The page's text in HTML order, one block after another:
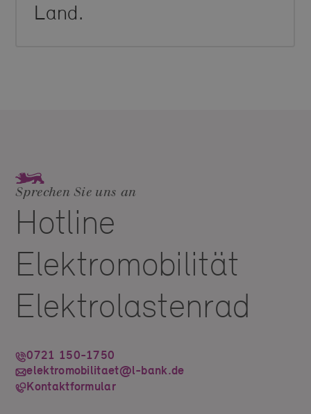
Land.
Sprechen Sie uns an
Hotline
Elektromobilität
Elektrolastenrad
0721 150-1750
elektromobilitaet@l-bank.de
Kontaktformular